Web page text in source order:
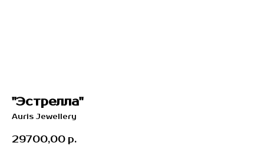
"Эстрелла"
Auris Jewellery
29700,00 р.